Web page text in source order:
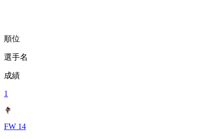
順位
選手名
成績
1
FW 14